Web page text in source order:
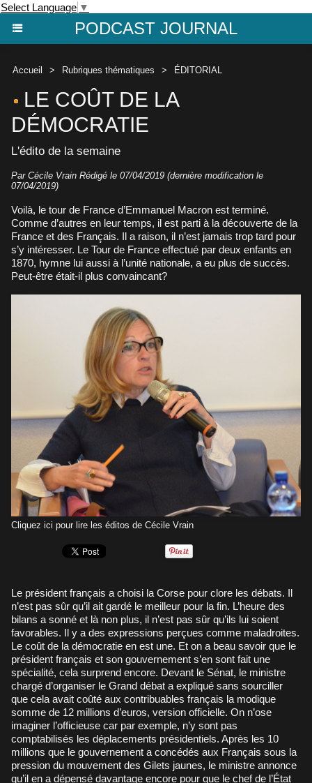
Select Language ▼
PODCAST JOURNAL
Accueil > Rubriques thématiques > ÉDITORIAL
LE COÛT DE LA
DÉMOCRATIE
L'édito de la semaine
Par Cécile Vrain Rédigé le 07/04/2019 (dernière modification le
07/04/2019)
Voilà, le tour de France d’Emmanuel Macron est terminé.
Comme d’autres en leur temps, il est parti à la découverte de la
France et des Français. Il a raison, il n’est jamais trop tard pour
s’y intéresser. Le Tour de France effectué par deux enfants en
1870, hymne lui aussi à l’unité nationale, a eu plus de succès.
Peut-être était-il plus convaincant?
Cliquez ici pour lire les éditos de Cécile Vrain
Le président français a choisi la Corse pour clore les débats. Il
n’est pas sûr qu’il ait gardé le meilleur pour la fin. L’heure des
bilans a sonné et là non plus, il n’est pas sûr qu’ils lui soient
favorables. Il y a des expressions perçues comme maladroites.
Le coût de la démocratie en est une. Et on a beau savoir que le
président français et son gouvernement s’en sont fait une
spécialité, cela surprend encore. Devant le Sénat, le ministre
chargé d’organiser le Grand débat a expliqué sans sourciller
que cela avait coûté aux contribuables français la modique
somme de 12 millions d’euros, version officielle. On n’ose
imaginer l’officieuse car par exemple, n’y sont pas
comptabilisés les déplacements présidentiels. Après les 10
millions que le gouvernement a concédés aux Français sous la
pression du mouvement des Gilets jaunes, le ministre annonce
qu’il en a dépensé davantage encore pour que le chef de l’État